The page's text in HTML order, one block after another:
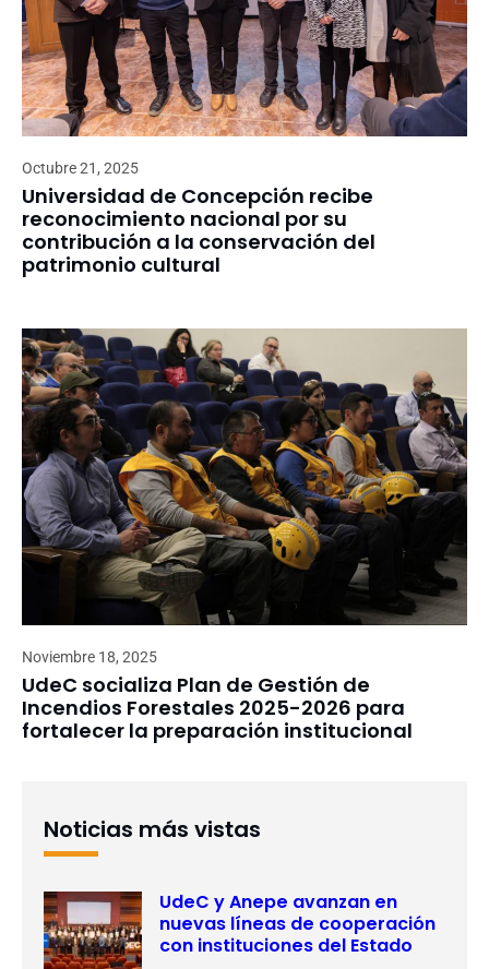
Octubre 21, 2025
Universidad de Concepción recibe
reconocimiento nacional por su
contribución a la conservación del
patrimonio cultural
Noviembre 18, 2025
UdeC socializa Plan de Gestión de
Incendios Forestales 2025-2026 para
fortalecer la preparación institucional
Noticias más vistas
UdeC y Anepe avanzan en
nuevas líneas de cooperación
con instituciones del Estado